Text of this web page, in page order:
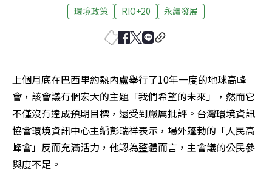
環境政策 RIO+20 永續發展
上個月底在巴西里約熱內盧舉行了10年一度的地球高峰
會，該會議有個宏大的主題「我們希望的未來」，然而它
不僅沒有達成預期目標，還受到嚴厲批評。台灣環境資訊
協會環境資訊中心主編彭瑞祥表示，場外蓬勃的「人民高
峰會」反而充滿活力，他認為整體而言，主會議的公民參
與度不足。